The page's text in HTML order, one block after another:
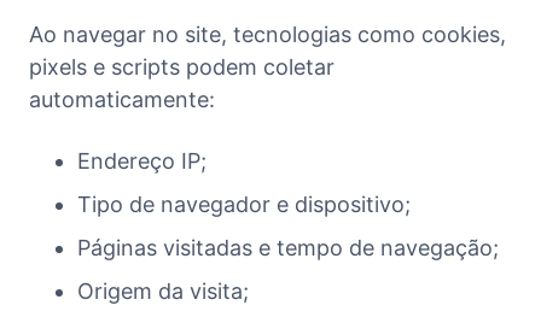
Ao navegar no site, tecnologias como cookies,
pixels e scripts podem coletar
automaticamente:
Endereço IP;
Tipo de navegador e dispositivo;
Páginas visitadas e tempo de navegação;
Origem da visita;